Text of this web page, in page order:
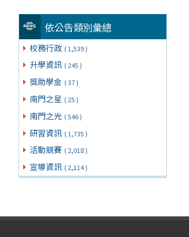
依公告類別彙總
校務行政 ( 1,539 )
升學資訊 ( 245 )
獎助學金 ( 37 )
南門之星 ( 25 )
南門之光 ( 546 )
研習資訊 ( 1,735 )
活動競賽 ( 2,018 )
宣導資訊 ( 2,114 )